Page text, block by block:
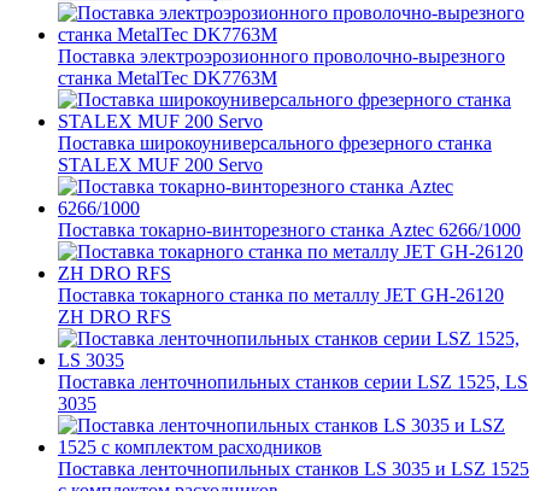
Поставка электроэрозионного проволочно-вырезного
станка MetalTec DK7763M
Поставка широкоуниверсального фрезерного станка
STALEX MUF 200 Servo
Поставка токарно-винторезного станка Aztec 6266/1000
Поставка токарного станка по металлу JET GH-26120
ZH DRO RFS
Поставка ленточнопильных станков серии LSZ 1525, LS
3035
Поставка ленточнопильных станков LS 3035 и LSZ 1525